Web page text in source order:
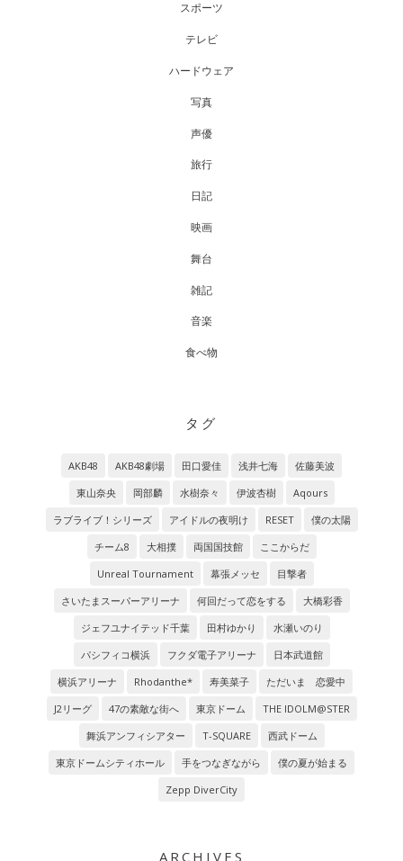
スポーツ
テレビ
ハードウェア
写真
声優
旅行
日記
映画
舞台
雑記
音楽
食べ物
タグ
AKB48 AKB48劇場 田口愛佳 浅井七海
佐藤美波
東山奈央
岡部麟 水樹奈々 伊波杏樹
Aqours
ラブライブ！シリーズ
アイドルの夜明け RESET
僕の太陽
チーム8
大相撲 両国国技館
ここからだ
Unreal Tournament
幕張メッセ
目撃者
さいたまスーパーアリーナ
何回だって恋をする
大橋彩香
ジェフユナイテッド千葉
田村ゆかり
水瀬いのり
パシフィコ横浜
フクダ電子アリーナ
日本武道館
横浜アリーナ
Rhodanthe* 寿美菜子
ただいま 恋愛中
J2リーグ
47の素敵な街へ 東京ドーム
THE IDOLM@STER
舞浜アンフィシアター
T-SQUARE
西武ドーム
東京ドームシティホール
手をつなぎながら
僕の夏が始まる
Zepp DiverCity
ARCHIVES